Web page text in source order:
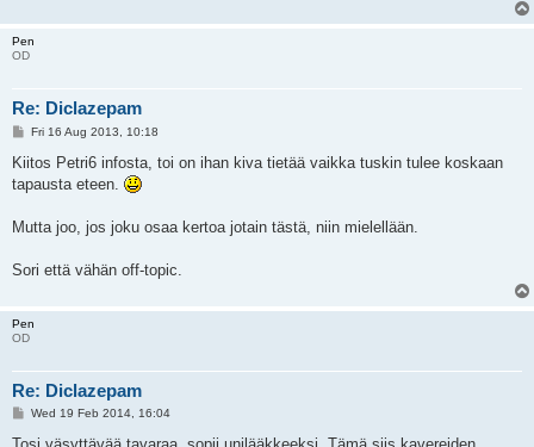
Pen
OD
Re: Diclazepam
P
s
Fri 16 Aug 2013, 10:18
Kiitos Petri6 infosta, toi on ihan kiva tietää vaikka tuskin tulee koskaan
tapausta eteen.
Mutta joo, jos joku osaa kertoa jotain tästä, niin mielellään.
Sori että vähän off-topic.
Pen
OD
Re: Diclazepam
P
s
Wed 19 Feb 2014, 16:04